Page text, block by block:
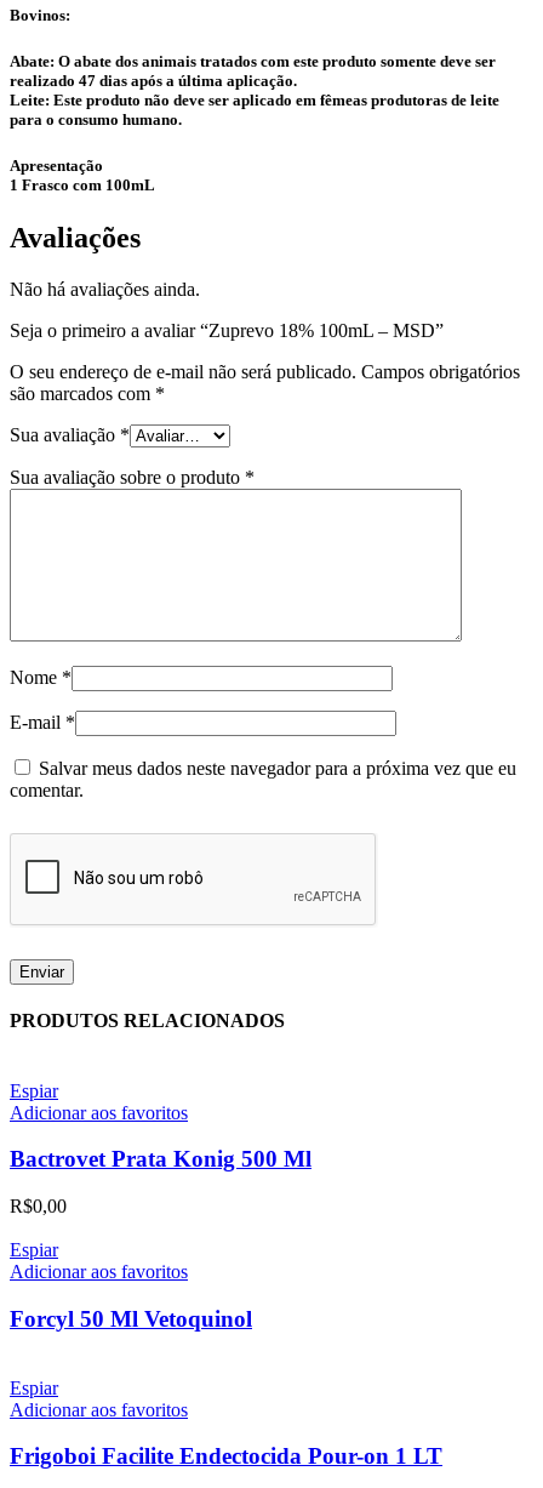
Bovinos:
Abate: O abate dos animais tratados com este produto somente deve ser
realizado 47 dias após a última aplicação.
Leite: Este produto não deve ser aplicado em fêmeas produtoras de leite
para o consumo humano.
Apresentação
1 Frasco com 100mL
Avaliações
Não há avaliações ainda.
Seja o primeiro a avaliar “Zuprevo 18% 100mL – MSD”
O seu endereço de e-mail não será publicado. Campos obrigatórios
são marcados com *
Sua avaliação *
Sua avaliação sobre o produto *
Nome *
E-mail *
Salvar meus dados neste navegador para a próxima vez que eu
comentar.
PRODUTOS RELACIONADOS
Espiar
Adicionar aos favoritos
Bactrovet Prata Konig 500 Ml
R$0,00
Espiar
Adicionar aos favoritos
Forcyl 50 Ml Vetoquinol
Espiar
Adicionar aos favoritos
Frigoboi Facilite Endectocida Pour-on 1 LT